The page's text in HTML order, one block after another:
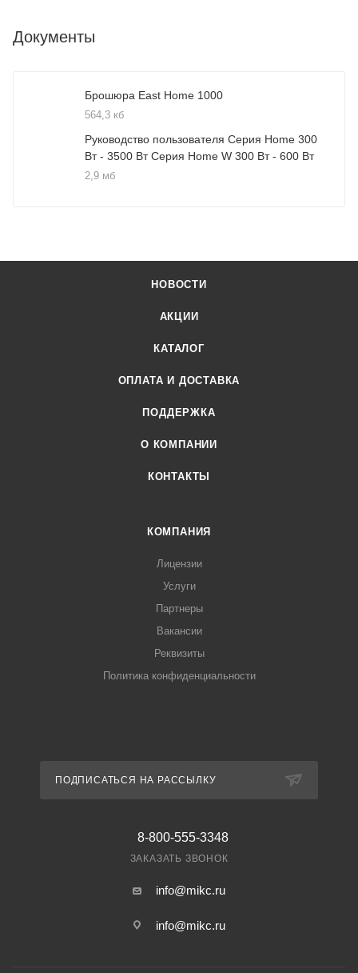
Документы
Брошюра East Home 1000
564,3 кб
Руководство пользователя Серия Home 300
Вт - 3500 Вт Серия Home W 300 Вт - 600 Вт
2,9 мб
НОВОСТИ
АКЦИИ
КАТАЛОГ
ОПЛАТА И ДОСТАВКА
ПОДДЕРЖКА
О КОМПАНИИ
КОНТАКТЫ
КОМПАНИЯ
Лицензии
Услуги
Партнеры
Вакансии
Реквизиты
Политика конфиденциальности
ПОДПИСАТЬСЯ НА РАССЫЛКУ
8-800-555-3348
ЗАКАЗАТЬ ЗВОНОК
info@mikc.ru
info@mikc.ru